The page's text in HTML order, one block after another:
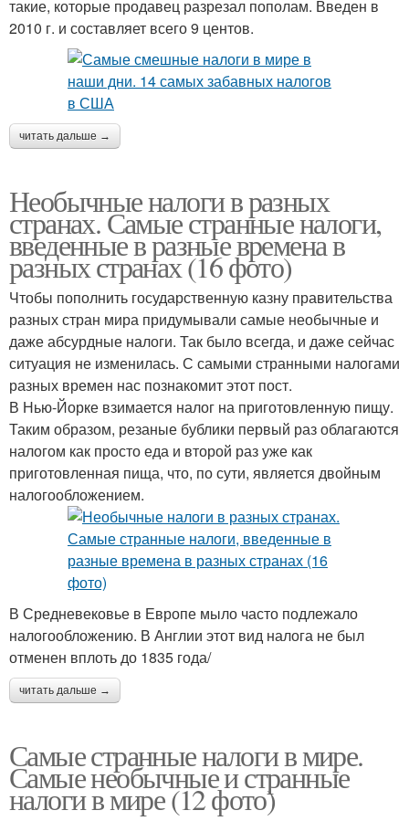
такие, которые продавец разрезал пополам. Введен в
2010 г. и составляет всего 9 центов.
читать дальше →
Необычные налоги в разных
странах. Самые странные налоги,
введенные в разные времена в
разных странах (16 фото)
Чтобы пополнить государственную казну правительства
разных стран мира придумывали самые необычные и
даже абсурдные налоги. Так было всегда, и даже сейчас
ситуация не изменилась. С самыми странными налогами
разных времен нас познакомит этот пост.
В Нью-Йорке взимается налог на приготовленную пищу.
Таким образом, резаные бублики первый раз облагаются
налогом как просто еда и второй раз уже как
приготовленная пища, что, по сути, является двойным
налогообложением.
В Средневековье в Европе мыло часто подлежало
налогообложению. В Англии этот вид налога не был
отменен вплоть до 1835 года/
читать дальше →
Самые странные налоги в мире.
Самые необычные и странные
налоги в мире (12 фото)